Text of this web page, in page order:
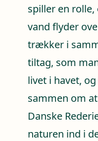
spiller en
vand flyder
trækker i
tiltag, som
livet i havet,
sammen om
Danske
naturen ind i